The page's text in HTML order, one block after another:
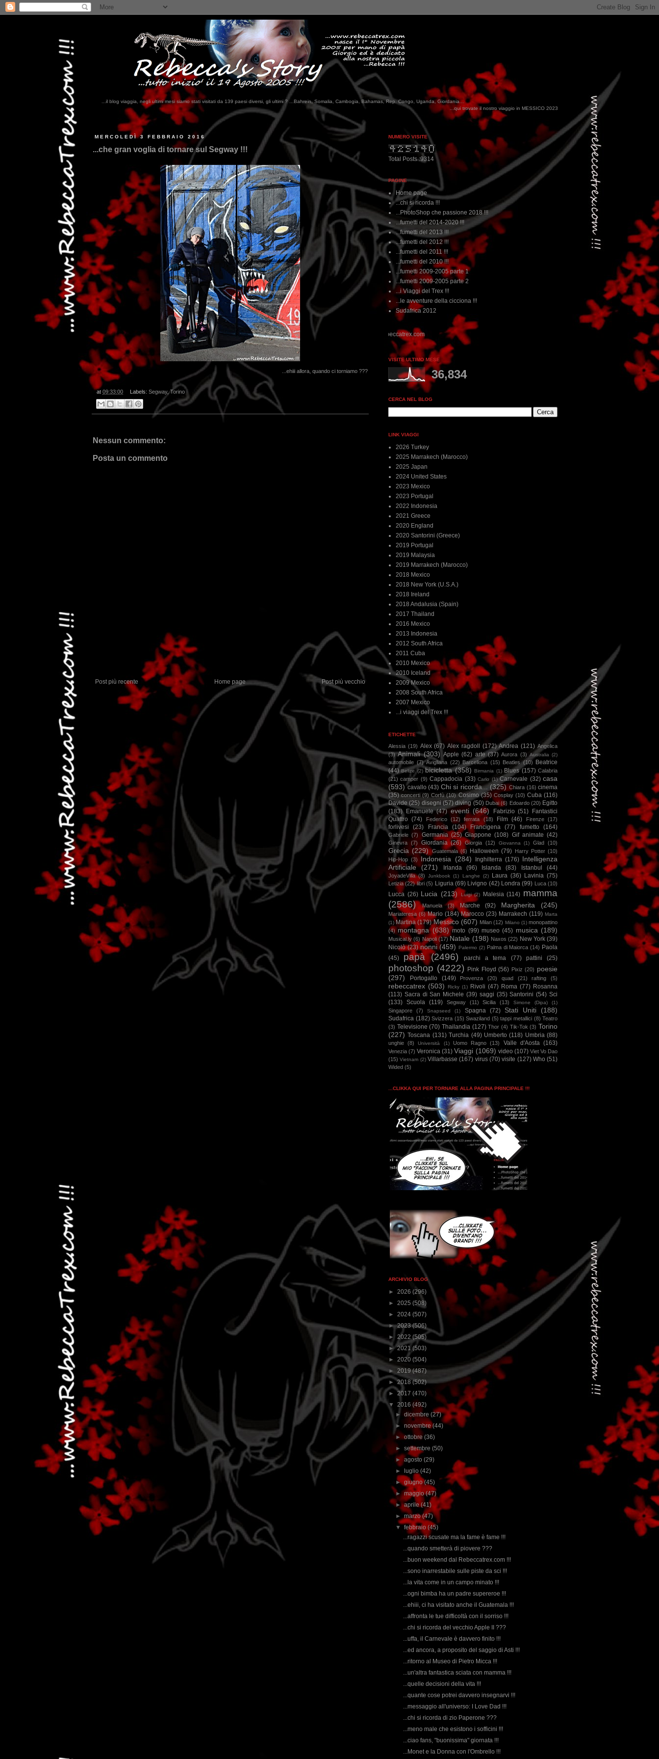
...il blog viaggia, negli ultimi mesi siamo stati visitati da 139 paesi diversi, gli ultimi ? ...Bahrein, Somalia, Cambogia, Bahamas, Rep. Congo, Uganda, Giordania...
...qui trovate il nostro viaggio in MESSICO 2023...clikka qui !!!
MERCOLEDÌ 3 FEBBRAIO 2016
...che gran voglia di tornare sul Segway !!!
...ehiii allora, quando ci torniamo ???
at 09:33:00 Labels: Segway,Torino
Nessun commento:
Posta un commento
Post più recente Post più vecchio
Home page
NUMERO VISITE
Total Posts :9314
PAGINE
Home page
...chi si ricorda !!!
...PhotoShop che passione 2018 !!!
...fumetti del 2014-2020 !!!
...fumetti del 2013 !!!
...fumetti del 2012 !!!
...fumetti del 2011 !!!
...fumetti del 2010 !!!
...fumetti 2009-2005 parte 1
...fumetti 2009-2005 parte 2
...i Viaggi del Trex !!!
...le avventure della cicciona !!!
Sudafrica 2012
...dai non perdere tempo, clikka "qui", c'è il
VISITE ULTIMO MESE
36,834
CERCA NEL BLOG
LINK VIAGGI
2026 Turkey
2025 Marrakech (Marocco)
2025 Japan
2024 United States
2023 Mexico
2023 Portugal
2022 Indonesia
2021 Greece
2020 England
2020 Santorini (Greece)
2019 Portugal
2019 Malaysia
2019 Marrakech (Marocco)
2018 Mexico
2018 New York (U.S.A.)
2018 Ireland
2018 Andalusia (Spain)
2017 Thailand
2016 Mexico
2013 Indonesia
2012 South Africa
2011 Cuba
2010 Mexico
2010 Iceland
2009 Mexico
2008 South Africa
2007 Mexico
...i viaggi del Trex !!!
ETICHETTE
Alessia (19) Alex (67) Alex ragdoll (172) Andrea (121) Angelica
(3) Animali (303) Apple (62) arte (37) Aurora (3) Australia (2)
automobile (7) Avigliana (22) Barcellona (15) Beatles (10)
Beatrice
(44) Belize (2) bicicletta (358) Birmania (1) Blues (157) Calabria
(21) camper (9) Cappadocia (33) Carlo (1) Carnevale (32) casa
(593) cavallo (43) Chi si ricorda... (325) Chiara (16) cinema
(35) concerti (9) Corfù (10) Cosimo (35) Cosplay (10) Cuba (116)
Davide (25) disegni (57) diving (50) Dubai (6) Edoardo (20) Egitto
(183)
Emanuele (47) eventi (646) Fabrizio (51)
Fantastici
Quattro (74) Federico (12) ferrata (18) Film (46) Firenze (17)
forlivesi (23) Francia (104) Francigena (77) fumetto (164)
Gabriele (7) Germania (25) Giappone (108) Gif animate (42)
Ginevra (7) Giordania (26) Giorgia (12) Giovanna (1) Glad (10)
Grecia (229) Guatemala (6) Halloween (79) Harry Potter (10)
Hip-Hop (3) Indonesia (284) Inghilterra (176) Intelligenza
Artificiale
(271) Irlanda (96) Islanda (83) Istanbul (44)
JoyadeVilla (8) Junkbook (1) Langhe (2) Laura (36) Lavinia (75)
Letizia (22) libri (5) Liguria (69) Livigno (42) Londra (99) Luca (10)
Lucca (26) Lucia (213) Luigi (2) Malesia (114) mamma
(2586)
Manuela (3) Marche (92) Margherita (245)
Mariateresa (6) Mario (184) Marocco (23) Marrakech (119) Marta
(1) Martina (179) Messico (607) Milan (12) Milano (1) monopattino
(4) montagna (638) moto (99) museo (45) musica (189)
Musical.ly (6) Napoli (17) Natale (198) Naxos (22) New York (39)
Nicolò (23) nonni (459) Palermo (2) Palma di Maiorca (14) Paola
(45)
papà (2496) parchi a tema (77) pattini (25)
photoshop (4222) Pink Floyd (56) Pixiz (20) poesie
(297)
Portogallo (149) Provenza (20) quad (21) rafting (5)
rebeccatrex (503) Ricky (1) Rivoli (47) Roma (77) Rosanna
(113) Sacra di San Michele (39) saggi (35) Santorini (54) Sci
(133) Scuola (119) Segway (11) Sicilia (13) Simone (Dipa) (1)
Singapore (7) Snapseed (1) Spagna (72) Stati Uniti (188)
Sudafrica (182) Svizzera (15) Swaziland (5) tappi metallici (8) Teatro
(3) Televisione (70) Thailandia (127) Thor (4) Tik-Tok (3) Torino
(227) Toscana (131) Turchia (49) Umberto (118) Umbria (88)
unghie (8) Università (1) Uomo Ragno (13) Valle d'Aosta (163)
Venezia (7) Veronica (31) Viaggi (1069) video (107) Viet Vo Dao
(15) Vietnam (2) Villarbasse (167) virus (70) visite (127) Who (51)
Wided (5)
...CLIKKA QUI PER TORNARE ALLA PAGINA PRINCIPALE !!!
ARCHIVIO BLOG
► 2026 (296)
► 2025 (508)
► 2024 (507)
►2023(506)
► 2022(505)
►2021(503)
► 2020 (504)
► 2019(487)
►2018(502)
► 2017 (470)
▼ 2016 (492)
►dicembre(27)
►novembre(44)
►ottobre(36)
►settembre(50)
►agosto(29)
►
luglio(42)
►giugno(45)
►maggio(47)
►aprile(41)
►marzo(47)
▼febbraio(45)
...ragazzi scusate ma la fame è fame !!!
...quando smetterà di piovere ???
...buon weekend dal Rebeccatrex.com !!!
...sono inarrestabile sulle piste da sci !!!
...la vita come in un campo minato !!!
...ogni bimba ha un padre supereroe !!!
...ehiii, ci ha visitato anche il Guatemala !!!
...affronta le tue difficoltà con il sorriso !!!
...chi si ricorda del vecchio Apple II ???
...uffa, il Carnevale è davvero finito !!!
...ed ancora, a proposito del saggio di Asti !!!
...ritorno al Museo di Pietro Micca !!!
...un'altra fantastica sciata con mamma !!!
...quelle decisioni della vita !!!
...quante cose potrei davvero insegnarvi !!!
...messaggio all'universo: I Love Dad !!!
...chi si ricorda di zio Paperone ???
...meno male che esistono i sofficini !!!
...ciao fans, "buonissima" giornata !!!
...Monet e la Donna con l'Ombrello !!!